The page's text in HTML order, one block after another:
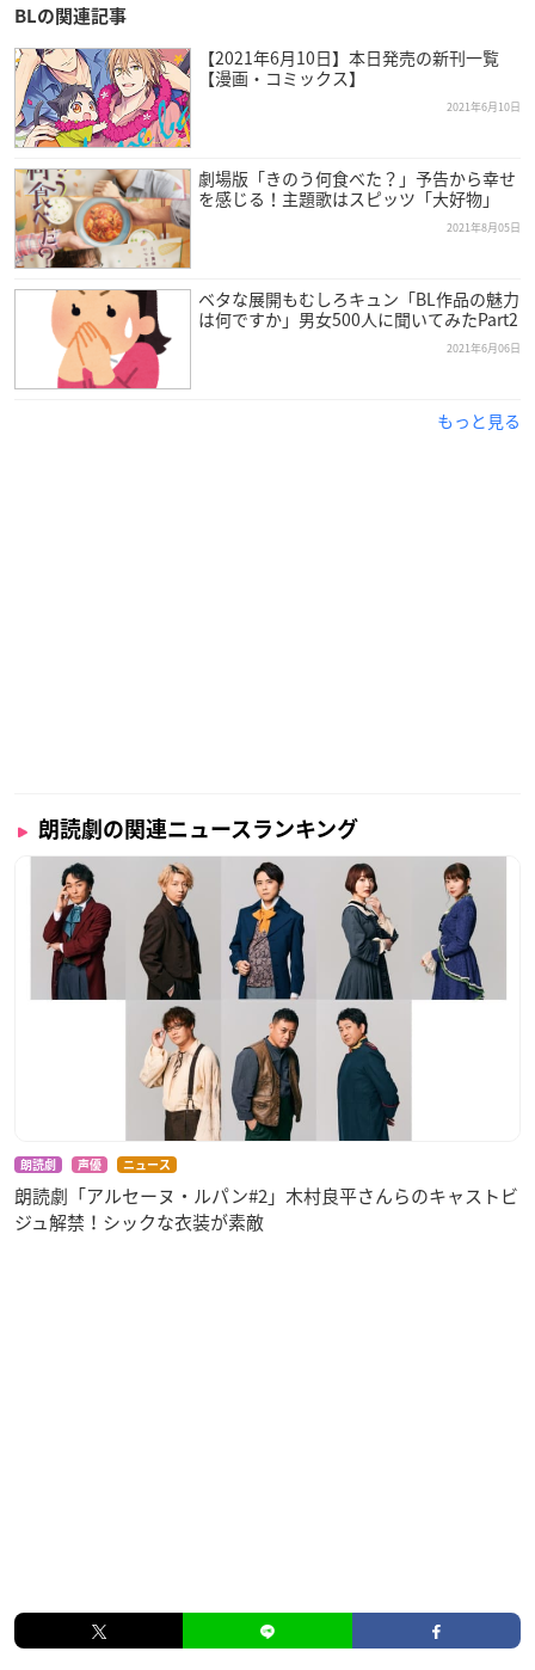
Mixalive TOKYO 地下2階 Hall Mixa
【チケット】
両作品券種・価格共通
◆チケット料金：
・観劇チケット(特典付き)・・7,500円(税込)
・配信チケット(特典付き)・・5,000円(税込)
・配信チケット(一般)・・3,500円(税込)
※配信チケットには全て終演後1週間のアーカイブ配信が付き
◆チケット発売日：2021年6月5日(土)10:00～
『気ままなアイツを飼いならせ』チケット購入ページ
鼓先生描きおろしイラストを使用したオリジナルアクリルスタ
ンドが付いてきます。
【グッズ販売】
缶バッジやアクリルスタンド、複製原画セットなど原作イラス
トを使用したオリジナルグッズも販売予定！！
※GraffArt shop with A3MARKET ONLINEでお取り扱いいたし
会場販売はございません。
今後の販売情報は公式アカウントより発信いたします。
作品紹介
BLの関連記事
【2021年6月10日】本日発売の新刊一覧
【漫画・コミックス】
2021年6月10日
劇場版「きのう何食べた？」予告から幸せ
を感じる！主題歌はスピッツ「大好物」
2021年8月05日
ベタな展開もむしろキュン「BL作品の魅力
は何ですか」男女500人に聞いてみたPart2
2021年6月06日
もっと見る
朗読劇の関連ニュースランキング
朗読劇 声優 ニュース
朗読劇「アルセーヌ・ルパン#2」木村良平さんらのキャストビ
ジュ解禁！シックな衣装が素敵